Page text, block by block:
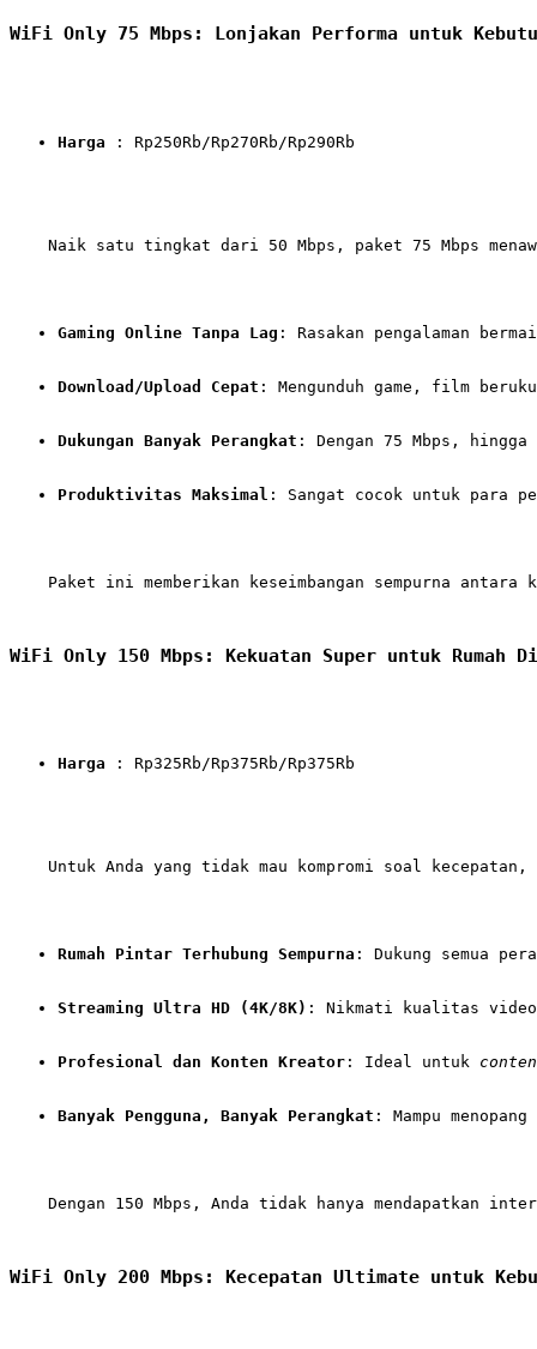
WiFi Only 75 Mbps: Lonjakan Performa untuk
Harga : Rp250Rb/Rp270Rb/Rp290Rb
Naik satu tingkat dari 50 Mbps, paket 75 Mbps
Gaming Online Tanpa Lag : Rasakan pengalaman
Download/Upload Cepat : Mengunduh game, film
Dukungan Banyak Perangkat : Dengan 75 Mbps,
Produktivitas Maksimal : Sangat cocok untuk para
Paket ini memberikan keseimbangan sempurna
WiFi Only 150 Mbps: Kekuatan Super untuk
Harga : Rp325Rb/Rp375Rb/Rp375Rb
Untuk Anda yang tidak mau kompromi soal
Rumah Pintar Terhubung Sempurna : Dukung semua
Streaming Ultra HD (4K/8K) : Nikmati kualitas
Profesional dan Konten Kreator : Ideal untuk
Banyak Pengguna, Banyak Perangkat : Mampu
Dengan 150 Mbps, Anda tidak hanya mendapatkan
WiFi Only 200 Mbps: Kecepatan Ultimate untuk